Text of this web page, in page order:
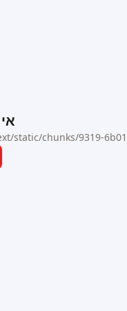
static/chunks/9319-